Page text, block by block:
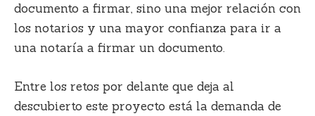
documento a firmar, sino una mejor relación con
los notarios y una mayor confianza para ir a
una notaría a firmar un documento.
Entre los retos por delante que deja al
descubierto este proyecto está la demanda de